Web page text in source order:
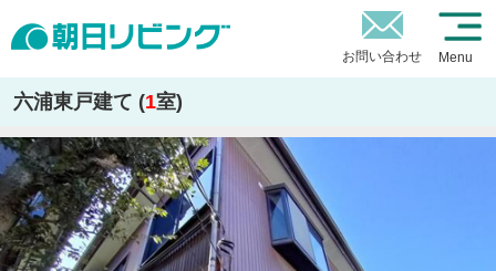
お問い合わせ Menu
六浦東戸建て (1室)